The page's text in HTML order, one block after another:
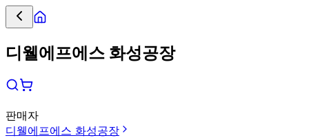
디웰에프에스 화성공장
판매자
디웰에프에스 화성공장